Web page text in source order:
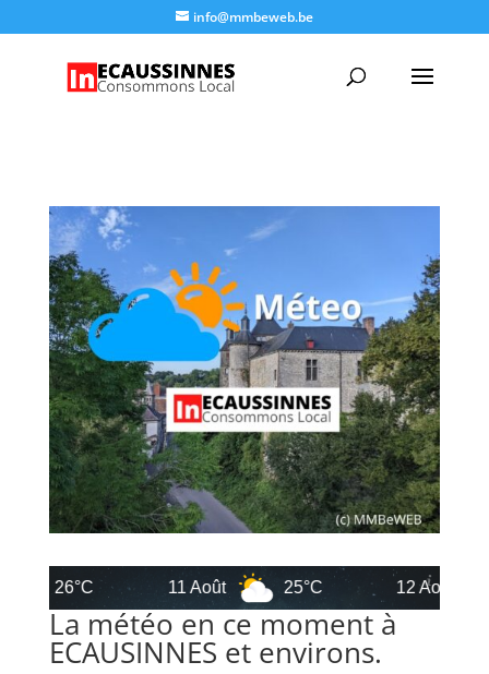
info@mmbeweb.be
26°C 11 Août 25°C 12 Août
La météo en ce moment à
ECAUSINNES et environs.